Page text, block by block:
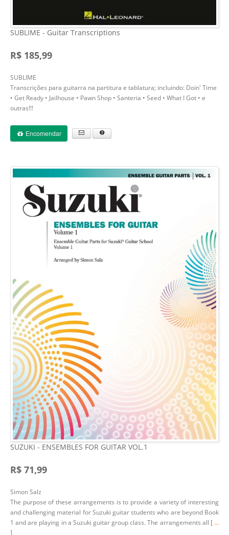
SUBLIME - Guitar Transcriptions
R$ 185,99
SUBLIME
Transcrições para guitarra na partitura e tablatura; incluindo: Doin' Time
• Get Ready • Jailhouse • Pawn Shop • Santeria • Seed • What I Got • e
outras!!!
Encomendar
SUZUKI - ENSEMBLES FOR GUITAR VOL.1
R$ 71,99
Simon Salz
The purpose of these arrangements is to provide a variety of interesting
and challenging material for Suzuki guitar students who are beyond Book
1 and are playing in a Suzuki guitar group class. The arrangements all [ ...
]